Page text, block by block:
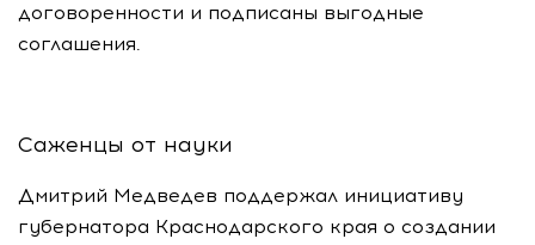
договоренности и подписаны выгодные
соглашения.
Саженцы от науки
Дмитрий Медведев поддержал инициативу
губернатора Краснодарского края о создании